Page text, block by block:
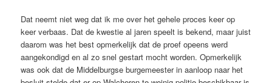
Dat neemt niet weg dat ik me over het gehele proces keer op
keer verbaas. Dat de kwestie al jaren speelt is bekend, maar juist
daarom was het best opmerkelijk dat de proef opeens werd
aangekondigd en al zo snel gestart mocht worden. Opmerkelijk
was ook dat de Middelburgse burgemeester in aanloop naar het